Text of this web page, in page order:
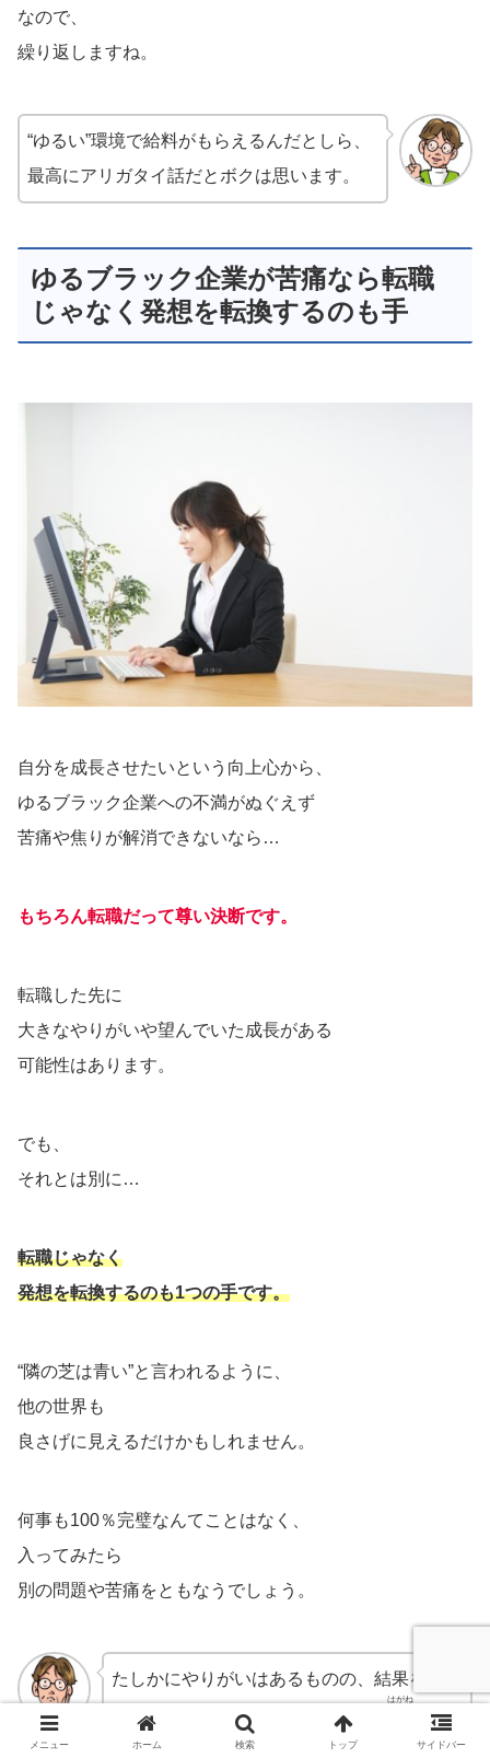
なので、
繰り返しますね。
“ゆるい”環境で給料がもらえるんだとしら、
最高にアリガタイ話だとボクは思います。
ゆるブラック企業が苦痛なら転職
じゃなく発想を転換するのも手
自分を成長させたいという向上心から、
ゆるブラック企業への不満がぬぐえず
苦痛や焦りが解消できないなら…
もちろん転職だって尊い決断です。
転職した先に
大きなやりがいや望んでいた成長がある
可能性はあります。
でも、
それとは別に…
転職じゃなく
発想を転換するのも1つの手です。
“隣の芝は青い”と言われるように、
他の世界も
良さげに見えるだけかもしれません。
何事も100％完璧なんてことはなく、
入ってみたら
別の問題や苦痛をともなうでしょう。
たしかにやりがいはあるものの、結果を求め
られるプレッシャーがハンパなくて
はがね
のメン
タルでないと病んじゃうとか？
メニュー ホーム 検索 トップ サイドバー